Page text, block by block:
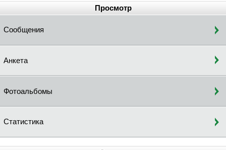
Просмотр
Сообщения
Анкета
Фотоальбомы
Статистика